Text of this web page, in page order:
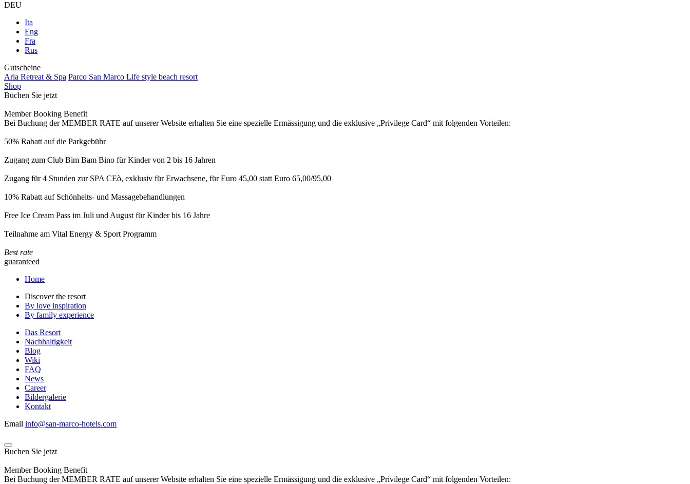
DEU
Ita
Eng
Fra
Rus
Gutscheine
Aria Retreat & Spa Parco San Marco Life style beach resort
Shop
Buchen Sie jetzt
Member Booking Benefit
Bei Buchung der MEMBER RATE auf unserer Website erhalten Sie eine spezielle Ermässigung und die exklusive „Privilege Card“ mit folgenden Vorteilen:
50% Rabatt auf die Parkgebühr
Zugang zum Club Bim Bam Bino für Kinder von 2 bis 16 Jahren
Zugang für 4 Stunden zur SPA CEò, exklusiv für Erwachsene, für Euro 45,00 statt Euro 65,00/95,00
10% Rabatt auf Schönheits- und Massagebehandlungen
Free Ice Cream Pass im Juli und August für Kinder bis 16 Jahre
Teilnahme am Vital Energy & Sport Programm
Best rate
guaranteed
Home
Discover the resort
By love inspiration
By family experience
Das Resort
Nachhaltigkeit
Blog
Wiki
FAQ
News
Career
Bildergalerie
Kontakt
Email info@san-marco-hotels.com
Buchen Sie jetzt
Member Booking Benefit
Bei Buchung der MEMBER RATE auf unserer Website erhalten Sie eine spezielle Ermässigung und die exklusive „Privilege Card“ mit folgenden Vorteilen: